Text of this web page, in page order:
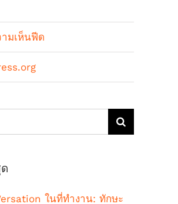
มเห็นฟีด
ในที่ทำงาน: ทักษะ